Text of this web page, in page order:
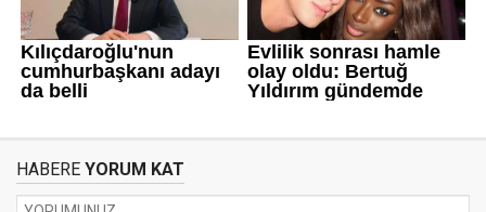
HABERE YORUM KAT